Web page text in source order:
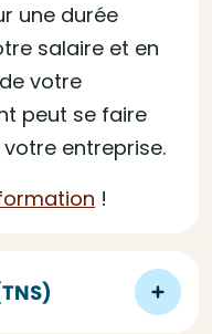
une durée
salaire et en
votre
peut se faire
votre entreprise.
!